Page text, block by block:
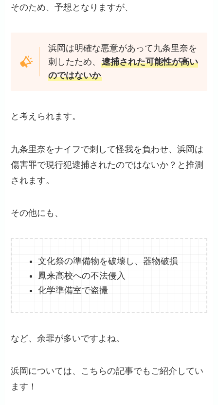
そのため、予想となりますが、
浜岡は明確な悪意があって九条里奈を
刺したため、 逮捕された可能性が高い
のではないか
と考えられます。
九条里奈をナイフで刺して怪我を負わせ、浜岡は
傷害罪で現行犯逮捕されたのではないか？と推測
されます。
その他にも、
文化祭の準備物を破壊し、器物破損
鳳来高校への不法侵入
化学準備室で盗撮
など、余罪が多いですよね。
浜岡については、こちらの記事でもご紹介してい
ます！